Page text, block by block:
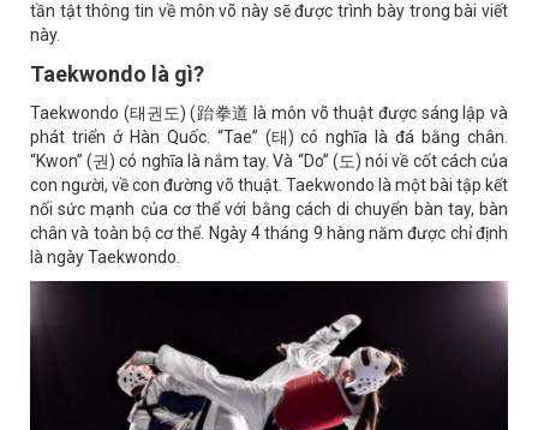
tần tật thông tin về môn võ này sẽ được trình bày trong bài viết
này.
Taekwondo là gì?
Taekwondo (태권도) (跆拳道 là môn võ thuật được sáng lập và
phát triển ở Hàn Quốc. “Tae” (태) có nghĩa là đá bằng chân.
“Kwon” (권) có nghĩa là nắm tay. Và “Do” (도) nói về cốt cách của
con người, về con đường võ thuật. Taekwondo là một bài tập kết
nối sức mạnh của cơ thể với bằng cách di chuyển bàn tay, bàn
chân và toàn bộ cơ thể. Ngày 4 tháng 9 hàng năm được chỉ định
là ngày Taekwondo.